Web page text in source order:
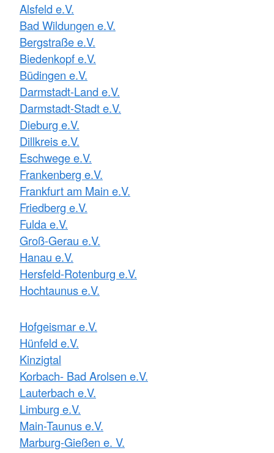
Alsfeld e.V.
Bad Wildungen e.V.
Bergstraße e.V.
Biedenkopf e.V.
Büdingen e.V.
Darmstadt-Land e.V.
Darmstadt-Stadt e.V.
Dieburg e.V.
Dillkreis e.V.
Eschwege e.V.
Frankenberg e.V.
Frankfurt am Main e.V.
Friedberg e.V.
Fulda e.V.
Groß-Gerau e.V.
Hanau e.V.
Hersfeld-Rotenburg e.V.
Hochtaunus e.V.
Hofgeismar e.V.
Hünfeld e.V.
Kinzigtal
Korbach- Bad Arolsen e.V.
Lauterbach e.V.
Limburg e.V.
Main-Taunus e.V.
Marburg-Gießen e. V.